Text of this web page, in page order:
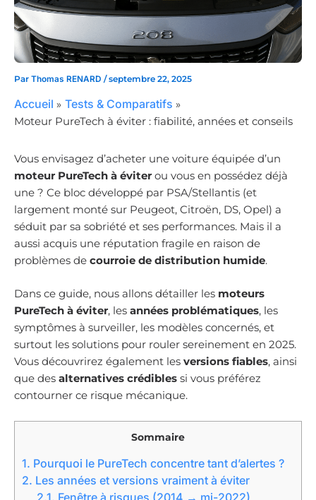
Par Thomas RENARD /septembre 22, 2025
Accueil Tests & Comparatifs
Moteur PureTech à éviter : fiabilité, années et conseils
Vous envisagez d’acheter une voiture équipée d’un
moteur PureTech à éviter ou vous en possédez déjà
une ? Ce bloc développé par PSA/Stellantis (et
largement monté sur Peugeot, Citroën, DS, Opel) a
séduit par sa sobriété et ses performances. Mais il a
aussi acquis une réputation fragile en raison de
problèmes de courroie de distribution humide.
Dans ce guide, nous allons détailler les moteurs
PureTech à éviter, les années problématiques, les
symptômes à surveiller, les modèles concernés, et
surtout les solutions pour rouler sereinement en 2025.
Vous découvrirez également les versions fiables, ainsi
que des alternatives crédibles si vous préférez
contourner ce risque mécanique.
Sommaire
1. Pourquoi le PureTech concentre tant d’alertes ?
2. Les années et versions vraiment à éviter
2.1. Fenêtre à risques (2014 → mi-2022)